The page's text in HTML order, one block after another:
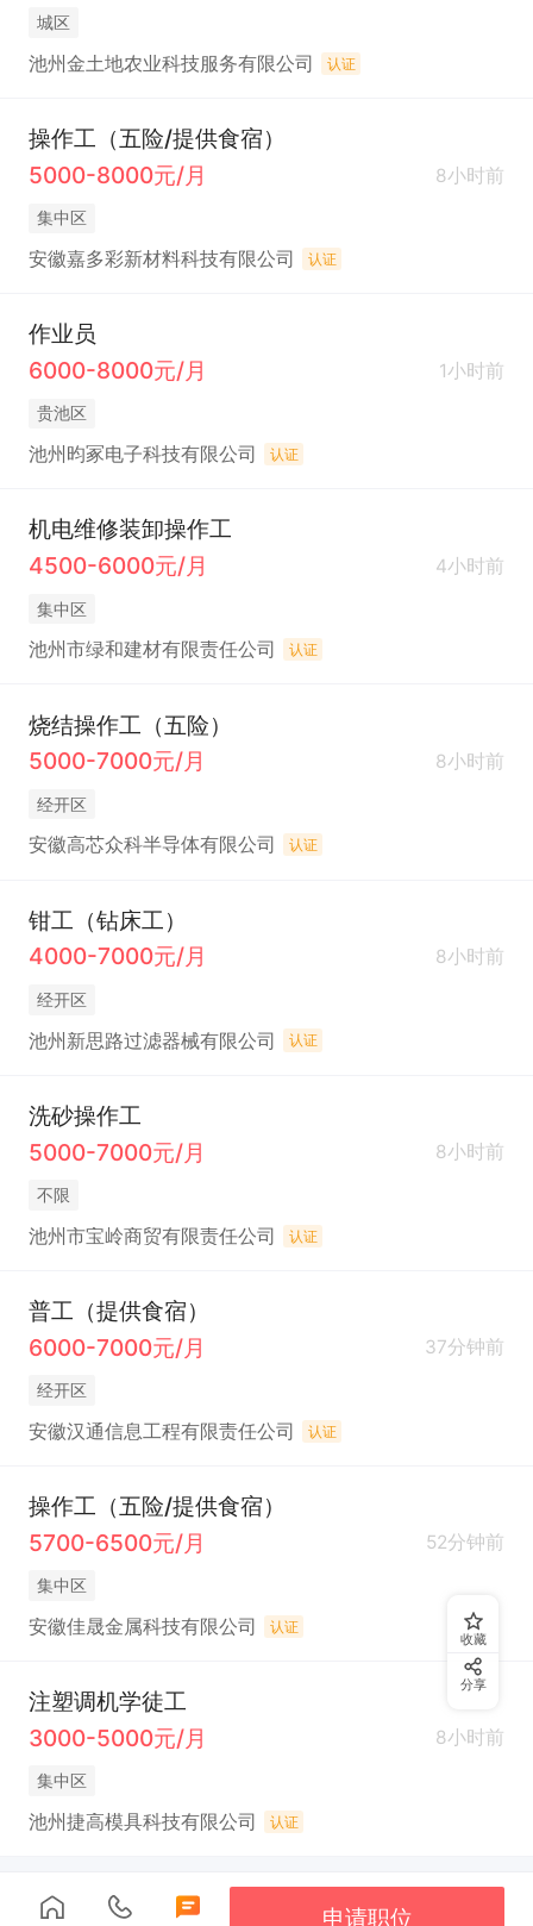
城区
池州金土地农业科技服务有限公司 认证
操作工（五险/提供食宿）
5000-8000元/月
8小时前
集中区
安徽嘉多彩新材料科技有限公司 认证
作业员
6000-8000元/月
1小时前
贵池区
池州昀冢电子科技有限公司 认证
机电维修装卸操作工
4500-6000元/月
4小时前
集中区
池州市绿和建材有限责任公司 认证
烧结操作工（五险）
5000-7000元/月
8小时前
经开区
安徽高芯众科半导体有限公司 认证
钳工（钻床工）
4000-7000元/月
8小时前
经开区
池州新思路过滤器械有限公司 认证
洗砂操作工
5000-7000元/月
8小时前
不限
池州市宝岭商贸有限责任公司 认证
普工（提供食宿）
6000-7000元/月
37分钟前
经开区
安徽汉通信息工程有限责任公司 认证
操作工（五险/提供食宿）
5700-6500元/月
52分钟前
集中区
安徽佳晟金属科技有限公司 认证
注塑调机学徒工
3000-5000元/月
8小时前
集中区
池州捷高模具科技有限公司 认证
收藏
分享
申请职位